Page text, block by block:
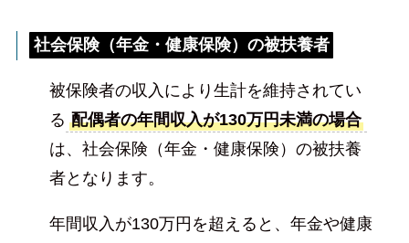
社会保険（年金・健康保険）の被扶養者
被保険者の収入により生計を維持されてい
る 配偶者の年間収入が130万円未満の場合
は、社会保険（年金・健康保険）の被扶養
者となります。
年間収入が130万円を超えると、年金や健康